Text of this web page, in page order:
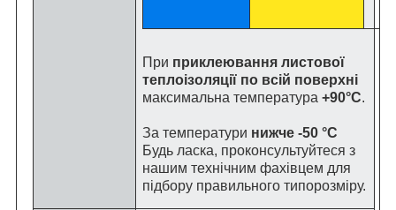
При приклеювання листової
теплоізоляції по всій поверхні
максимальна температура +90°C.
За температури нижче -50 °C
Будь ласка, проконсультуйтеся з
нашим технічним фахівцем для
підбору правильного типорозміру.